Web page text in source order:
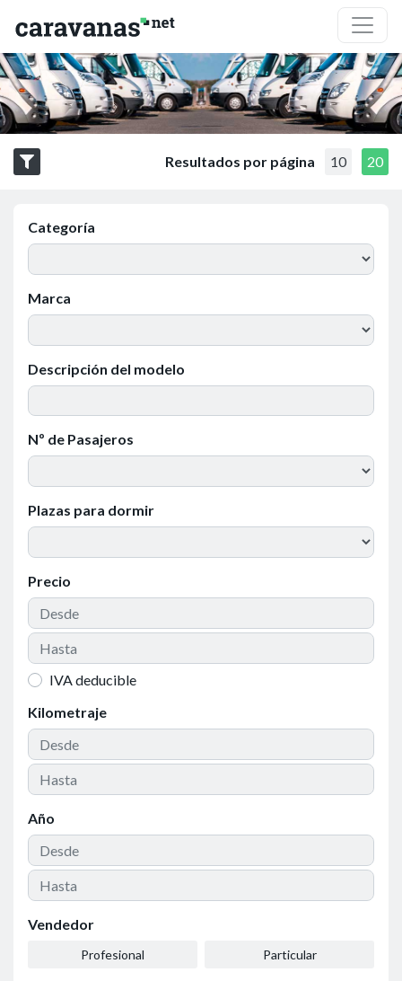
Resultados por página 10 20
Categoría
Marca
Descripción del modelo
Nº de Pasajeros
Plazas para dormir
Precio
IVA deducible
Kilometraje
Año
Vendedor
Profesional Particular